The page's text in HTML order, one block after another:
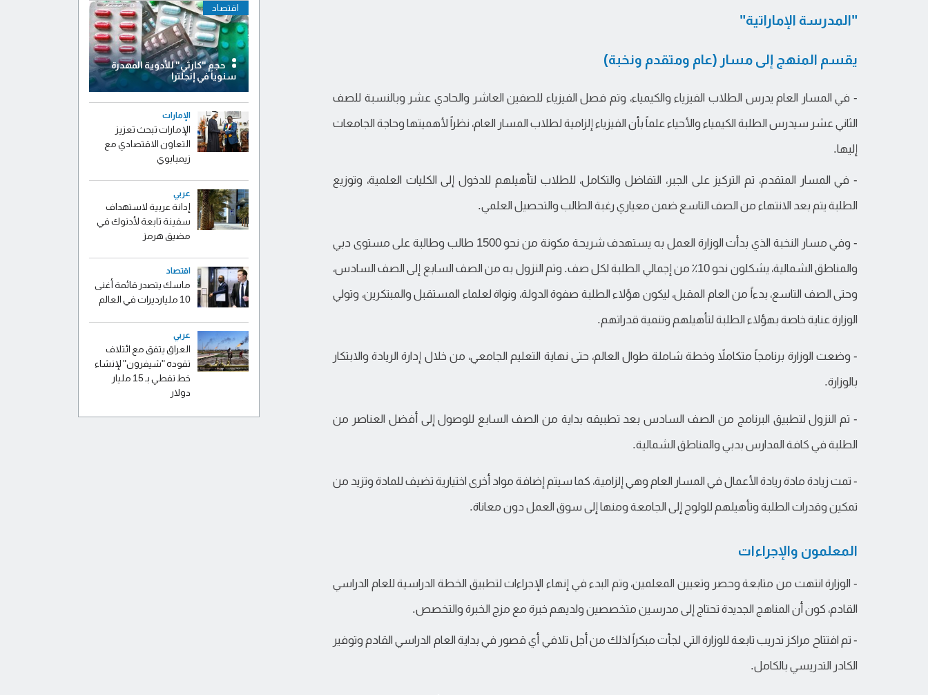
"المدرسة الإماراتية"
يقسم المنهج إلى مسار (عام ومتقدم ونخبة)
- في المسار العام يدرس الطلاب الفيزياء والكيمياء، وتم فصل الفيزياء للصفين العاشر والحادي عشر وبالنسبة للصف
الثاني عشر سيدرس الطلبة الكيمياء والأحياء علماً بأن الفيزياء إلزامية لطلاب المسار العام، نظراً لأهميتها وحاجة الجامعات
إليها.
- في المسار المتقدم، تم التركيز على الجبر، التفاضل والتكامل، للطلاب لتأهيلهم للدخول إلى الكليات العلمية، وتوزيع
الطلبة يتم بعد الانتهاء من الصف التاسع ضمن معياري رغبة الطالب والتحصيل العلمي.
- وفي مسار النخبة الذي بدأت الوزارة العمل به يستهدف شريحة مكونة من نحو 1500 طالب وطالبة على مستوى دبي
والمناطق الشمالية، يشكلون نحو 10٪ من إجمالي الطلبة لكل صف. وتم النزول به من الصف السابع إلى الصف السادس،
وحتى الصف التاسع، بدءاً من العام المقبل، ليكون هؤلاء الطلبة صفوة الدولة، ونواة لعلماء المستقبل والمبتكرين، وتولي
الوزارة عناية خاصة بهؤلاء الطلبة لتأهيلهم وتنمية قدراتهم.
- وضعت الوزارة برنامجاً متكاملاً وخطة شاملة طوال العالم، حتى نهاية التعليم الجامعي، من خلال إدارة الريادة والابتكار
بالوزارة.
- تم النزول لتطبيق البرنامج من الصف السادس بعد تطبيقه بداية من الصف السابع للوصول إلى أفضل العناصر من
الطلبة في كافة المدارس بدبي والمناطق الشمالية.
- تمت زيادة مادة ريادة الأعمال في المسار العام وهي إلزامية، كما سيتم إضافة مواد أخرى اختيارية تضيف للمادة وتزيد من
تمكين وقدرات الطلبة وتأهيلهم للولوج إلى الجامعة ومنها إلى سوق العمل دون معاناة.
المعلمون والإجراءات
- الوزارة انتهت من متابعة وحصر وتعيين المعلمين، وتم البدء في إنهاء الإجراءات لتطبيق الخطة الدراسية للعام الدراسي
القادم، كون أن المناهج الجديدة تحتاج إلى مدرسين متخصصين ولديهم خبرة مع مزج الخبرة والتخصص.
- تم افتتاح مراكز تدريب تابعة للوزارة التي لجأت مبكراً لذلك من أجل تلافي أي قصور في بداية العام الدراسي القادم وتوفير
الكادر التدريسي بالكامل.
اقتصاد
حجم "كارثي" للأدوية المهدرة
سنوياً في إنجلترا
الإمارات
الإمارات تبحث تعزيز
التعاون الاقتصادي مع
زيمبابوي
عربي
إدانة عربية لاستهداف
سفينة تابعة لأدنوك في
مضيق هرمز
اقتصاد
ماسك يتصدر قائمة أغنى
10 مليارديرات في العالم
عربي
العراق يتفق مع ائتلاف
تقوده "شيفرون" لإنشاء
خط نفطي بـ 15 مليار
دولار